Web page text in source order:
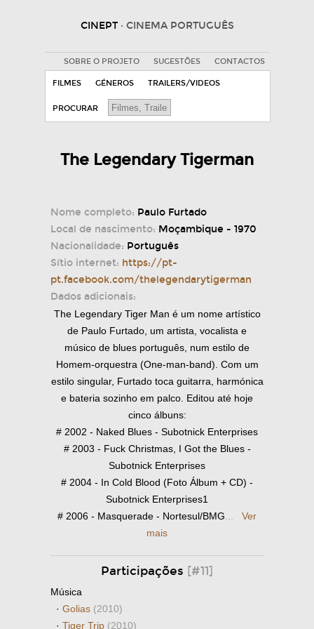
CINEPT · CINEMA PORTUGUÊS
SOBRE O PROJETO SUGESTÕES CONTACTOS
FILMES GÉNEROS TRAILERS/VIDEOS
PROCURAR
The Legendary Tigerman
Nome completo: Paulo Furtado
Local de nascimento: Moçambique - 1970
Nacionalidade: Português
Sítio internet: https://pt-
pt.facebook.com/thelegendarytigerman
Dados adicionais:
The Legendary Tiger Man é um nome artístico
de Paulo Furtado, um artista, vocalista e
músico de blues português, num estilo de
Homem-orquestra (One-man-band). Com um
estilo singular, Furtado toca guitarra, harmónica
e bateria sozinho em palco. Editou até hoje
cinco álbuns:
# 2002 - Naked Blues - Subotnick Enterprises
# 2003 - Fuck Christmas, I Got the Blues -
Subotnick Enterprises
# 2004 - In Cold Blood (Foto Álbum + CD) -
Subotnick Enterprises1
# 2006 - Masquerade - Nortesul/BMG
Ver
mais
Participações [#11]
Música
· Golias (2010)
· Tiger Trip (2010)